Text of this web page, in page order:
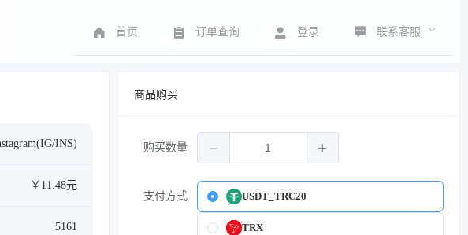
首页 订单查询 登录 联系客服
INS)
￥11.48元
5161
商品购买
购买数量
支付方式 USDT_TRC20
TRX